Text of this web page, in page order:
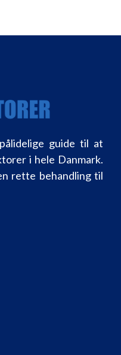
guide til at
i hele Danmark.
rette behandling til